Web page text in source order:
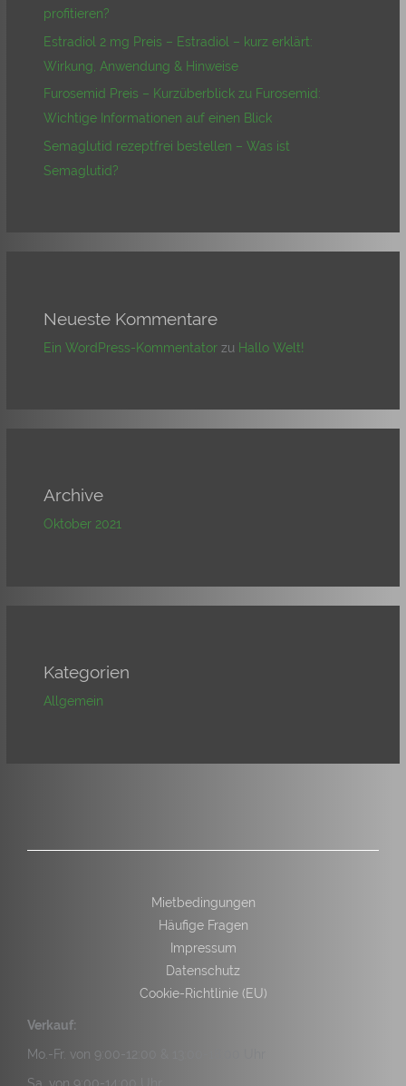
profitieren?
Estradiol 2 mg Preis – Estradiol – kurz erklärt:
Wirkung, Anwendung & Hinweise
Furosemid Preis – Kurzüberblick zu Furosemid:
Wichtige Informationen auf einen Blick
Semaglutid rezeptfrei bestellen – Was ist
Semaglutid?
Neueste Kommentare
Ein WordPress-Kommentator zu Hallo Welt!
Archive
Oktober 2021
Kategorien
Allgemein
Mietbedingungen
Häufige Fragen
Impressum
Datenschutz
Cookie-Richtlinie (EU)
Verkauf:
Mo.-Fr. von 9:00-12:00 & 13:00-18:00 Uhr
Sa. von 9:00-14:00 Uhr